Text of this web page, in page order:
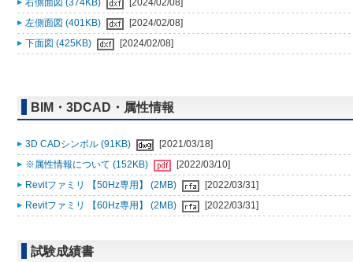
右側面図 (374KB)
[2024/02/08]
左側面図 (401KB)
[2024/02/08]
下面図 (425KB)
[2024/02/08]
BIM・3DCAD・属性情報
3D CADシンボル (91KB)
[2021/03/18]
※属性情報について (152KB)
[2022/03/10]
Revitファミリ 【50Hz専用】 (2MB)
[2022/03/31]
Revitファミリ 【60Hz専用】 (2MB)
[2022/03/31]
試験成績書